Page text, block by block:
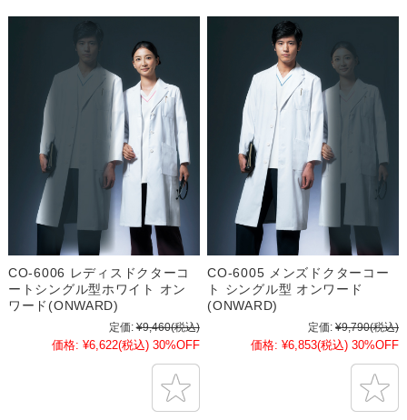
CO-6006 レディスドクターコ
ートシングル型ホワイト オン
ワード(ONWARD)
定価: ¥9,460(税込)
価格: ¥6,622(税込) 30%OFF
CO-6005 メンズドクターコー
ト シングル型 オンワード
(ONWARD)
定価: ¥9,790(税込)
価格: ¥6,853(税込) 30%OFF